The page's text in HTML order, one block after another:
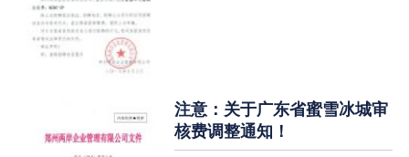
注意：关于广东省蜜雪冰城审
核费调整通知！